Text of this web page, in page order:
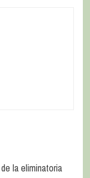
la eliminatoria